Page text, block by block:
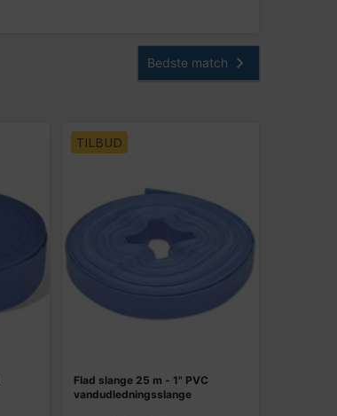
TILBUD
Flad slange 25 m - 1" PVC
vandudledningsslange